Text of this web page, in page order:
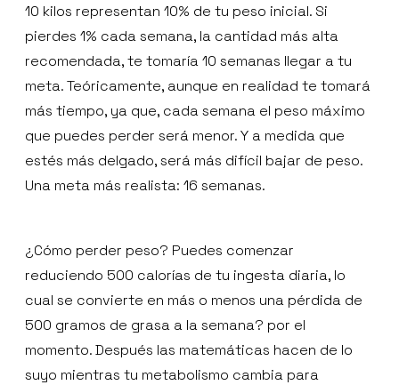
10 kilos representan 10% de tu peso inicial. Si
pierdes 1% cada semana, la cantidad más alta
recomendada, te tomaría 10 semanas llegar a tu
meta. Teóricamente, aunque en realidad te tomará
más tiempo, ya que, cada semana el peso máximo
que puedes perder será menor. Y a medida que
estés más delgado, será más difícil bajar de peso.
Una meta más realista: 16 semanas.
¿Cómo perder peso? Puedes comenzar
reduciendo 500 calorías de tu ingesta diaria, lo
cual se convierte en más o menos una pérdida de
500 gramos de grasa a la semana? por el
momento. Después las matemáticas hacen de lo
suyo mientras tu metabolismo cambia para